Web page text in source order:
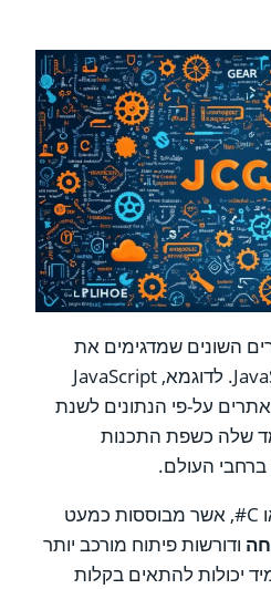
השונים שמדגימים את
הפופולריות הרחבה של JavaScript. לדוגמא, JavaScript
בשימוש כ-98.7% מהאתרים על-פי הנתונים לשנת
שלה כשפת התכנות
ברחבי העולם.
לעומת זאת, שפות כמו Java או C#, אשר מבוססות כמעט
ודורשות פיתוח מורכב יותר
יכולות להתאים בקלות